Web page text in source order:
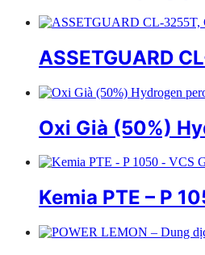
ASSETGUARD
Oxi Già (50%)
Kemia PTE – P